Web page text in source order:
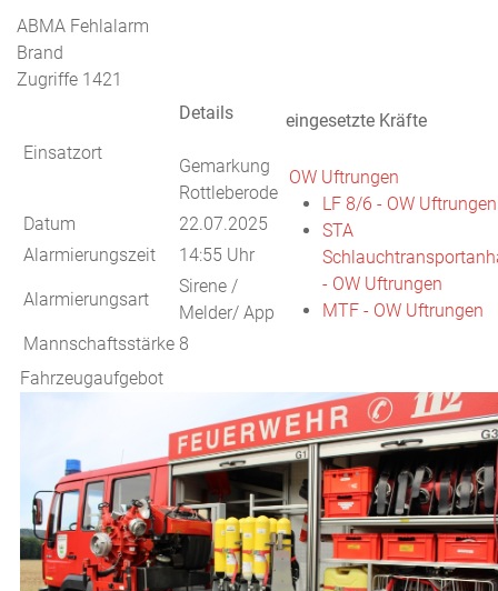
ABMA Fehlalarm
Brand
Zugriffe 1421
Einsatzort
Details
Gemarkung
Rottleberode
Datum
22.07.2025
Alarmierungszeit
14:55 Uhr
Alarmierungsart
Sirene /
Melder/ App
Mannschaftsstärke 8
eingesetzte Kräfte
OW Uftrungen
LF 8/6 - OW Uftrungen
STA
- OW Uftrungen
MTF - OW Uftrungen
Fahrzeugaufgebot